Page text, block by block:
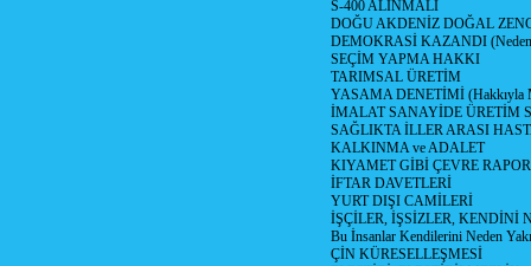
S-400 ALINMALI
DOĞU AKDENİZ DOĞAL
DEMOKRASİ KAZANDI (Neden
SEÇİM YAPMA HAKKI
TARIMSAL ÜRETİM
YASAMA DENETİMİ (Hakkıyla
İMALAT SANAYİDE ÜRETİM
SAĞLIKTA İLLER ARASI
KALKINMA ve ADALET
KIYAMET GİBİ ÇEVRE
İFTAR DAVETLERİ
YURT DIŞI CAMİLERİ
İŞÇİLER, İŞSİZLER, KENDİNİ
Bu İnsanlar Kendilerini Neden
ÇİN KÜRESELLEŞMESİ